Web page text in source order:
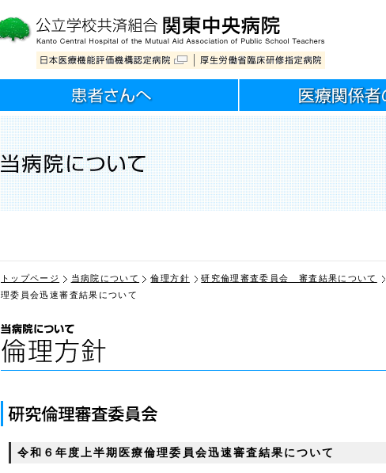
トップページ 当病院について 倫理方針 研究倫理審査委員会 審査結果について
理委員会迅速審査結果について
令和６年度上半期医療倫理委員会迅速審査結果について